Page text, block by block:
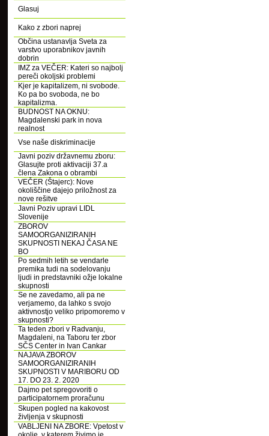
Glasuj
Kako z zbori naprej
Občina ustanavlja Sveta za
varstvo uporabnikov javnih
dobrin
IMZ za VEČER: Kateri so najbolj
pereči okoljski problemi
Kjer je kapitalizem, ni svobode.
Ko pa bo svoboda, ne bo
kapitalizma.
BUDNOST NA OKNU:
Magdalenski park in nova
realnost
Vse naše diskriminacije
Javni poziv državnemu zboru:
Glasujte proti aktivaciji 37.a
člena Zakona o obrambi
VEČER (Štajerc): Nove
okoliščine dajejo priložnost za
nove rešitve
Javni Poziv upravi LIDL
Slovenije
ZBOROV
SAMOORGANIZIRANIH
SKUPNOSTI NEKAJ ČASA NE
BO
Po sedmih letih se vendarle
premika tudi na sodelovanju
ljudi in predstavniki ožje lokalne
skupnosti
Se ne zavedamo, ali pa ne
verjamemo, da lahko s svojo
aktivnostjo veliko pripomoremo v
skupnosti?
Ta teden zbori v Radvanju,
Magdaleni, na Taboru ter zbor
SČS Center in Ivan Cankar
NAJAVA ZBOROV
SAMOORGANIZIRANIH
SKUPNOSTI V MARIBORU OD
17. DO 23. 2. 2020
Dajmo pet spregovoriti o
participatornem proračunu
Skupen pogled na kakovost
življenja v skupnosti
VABLJENI NA ZBORE: Vpetost v